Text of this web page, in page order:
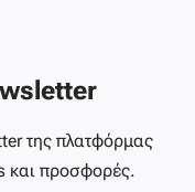
της πλατφόρμας
και προσφορές.